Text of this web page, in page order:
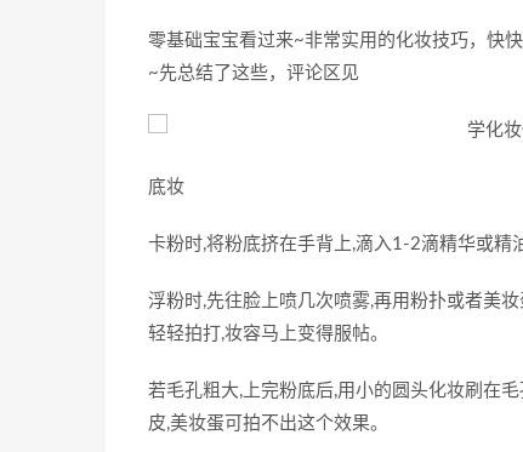
零基础宝宝看过来~非常实用的化妆技巧，快
~先总结了这些，评论区见
底妆
卡粉时,将粉底挤在手背上,滴入1-2滴精华或精
浮粉时,先往脸上喷几次喷雾,再用粉扑或者美
轻轻拍打,妆容马上变得服帖。
若毛孔粗大,上完粉底后,用小的圆头化妆刷在
皮,美妆蛋可拍不出这个效果。